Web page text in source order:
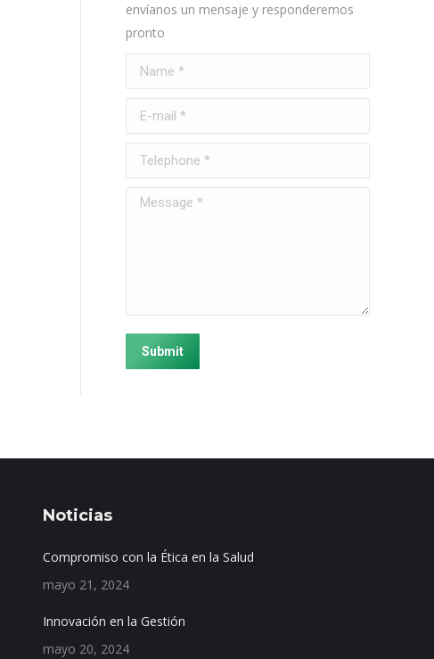
envíanos un mensaje y responderemos
pronto
Name *
E-mail *
Telephone *
Message *
Submit
Noticias
Compromiso con la Ética en la Salud
mayo 21, 2024
Innovación en la Gestión
mayo 20, 2024